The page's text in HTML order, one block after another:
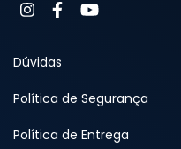
Dúvidas
Política de Segurança
Política de Entrega